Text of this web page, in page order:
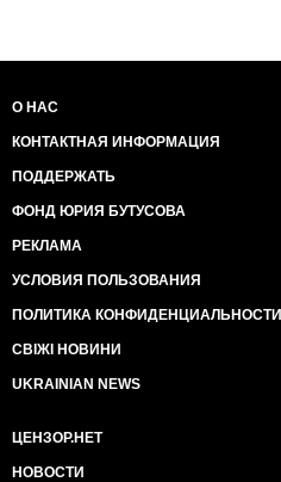
О НАС
КОНТАКТНАЯ ИНФОРМАЦИЯ
ПОДДЕРЖАТЬ
ФОНД ЮРИЯ БУТУСОВА
РЕКЛАМА
УСЛОВИЯ ПОЛЬЗОВАНИЯ
ПОЛИТИКА КОНФИДЕНЦИАЛЬНОСТИ
СВІЖІ НОВИНИ
UKRAINIAN NEWS
ЦЕНЗОР.НЕТ
НОВОСТИ